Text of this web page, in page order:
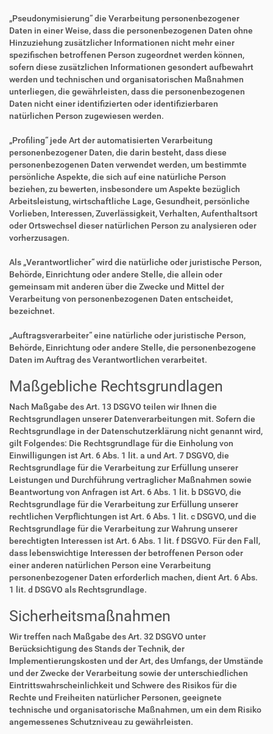
„Pseudonymisierung“ die Verarbeitung personenbezogener
Daten in einer Weise, dass die personenbezogenen Daten ohne
Hinzuziehung zusätzlicher Informationen nicht mehr einer
spezifischen betroffenen Person zugeordnet werden können,
sofern diese zusätzlichen Informationen gesondert aufbewahrt
werden und technischen und organisatorischen Maßnahmen
unterliegen, die gewährleisten, dass die personenbezogenen
Daten nicht einer identifizierten oder identifizierbaren
natürlichen Person zugewiesen werden.
„Profiling“ jede Art der automatisierten Verarbeitung
personenbezogener Daten, die darin besteht, dass diese
personenbezogenen Daten verwendet werden, um bestimmte
persönliche Aspekte, die sich auf eine natürliche Person
beziehen, zu bewerten, insbesondere um Aspekte bezüglich
Arbeitsleistung, wirtschaftliche Lage, Gesundheit, persönliche
Vorlieben, Interessen, Zuverlässigkeit, Verhalten, Aufenthaltsort
oder Ortswechsel dieser natürlichen Person zu analysieren oder
vorherzusagen.
Als „Verantwortlicher“ wird die natürliche oder juristische Person,
Behörde, Einrichtung oder andere Stelle, die allein oder
gemeinsam mit anderen über die Zwecke und Mittel der
Verarbeitung von personenbezogenen Daten entscheidet,
bezeichnet.
„Auftragsverarbeiter“ eine natürliche oder juristische Person,
Behörde, Einrichtung oder andere Stelle, die personenbezogene
Daten im Auftrag des Verantwortlichen verarbeitet.
Maßgebliche Rechtsgrundlagen
Nach Maßgabe des Art. 13 DSGVO teilen wir Ihnen die
Rechtsgrundlagen unserer Datenverarbeitungen mit. Sofern die
Rechtsgrundlage in der Datenschutzerklärung nicht genannt wird,
gilt Folgendes: Die Rechtsgrundlage für die Einholung von
Einwilligungen ist Art. 6 Abs. 1 lit. a und Art. 7 DSGVO, die
Rechtsgrundlage für die Verarbeitung zur Erfüllung unserer
Leistungen und Durchführung vertraglicher Maßnahmen sowie
Beantwortung von Anfragen ist Art. 6 Abs. 1 lit. b DSGVO, die
Rechtsgrundlage für die Verarbeitung zur Erfüllung unserer
rechtlichen Verpflichtungen ist Art. 6 Abs. 1 lit. c DSGVO, und die
Rechtsgrundlage für die Verarbeitung zur Wahrung unserer
berechtigten Interessen ist Art. 6 Abs. 1 lit. f DSGVO. Für den Fall,
dass lebenswichtige Interessen der betroffenen Person oder
einer anderen natürlichen Person eine Verarbeitung
personenbezogener Daten erforderlich machen, dient Art. 6 Abs.
1 lit. d DSGVO als Rechtsgrundlage.
Sicherheitsmaßnahmen
Wir treffen nach Maßgabe des Art. 32 DSGVO unter
Berücksichtigung des Stands der Technik, der
Implementierungskosten und der Art, des Umfangs, der Umstände
und der Zwecke der Verarbeitung sowie der unterschiedlichen
Eintrittswahrscheinlichkeit und Schwere des Risikos für die
Rechte und Freiheiten natürlicher Personen, geeignete
technische und organisatorische Maßnahmen, um ein dem Risiko
angemessenes Schutzniveau zu gewährleisten.